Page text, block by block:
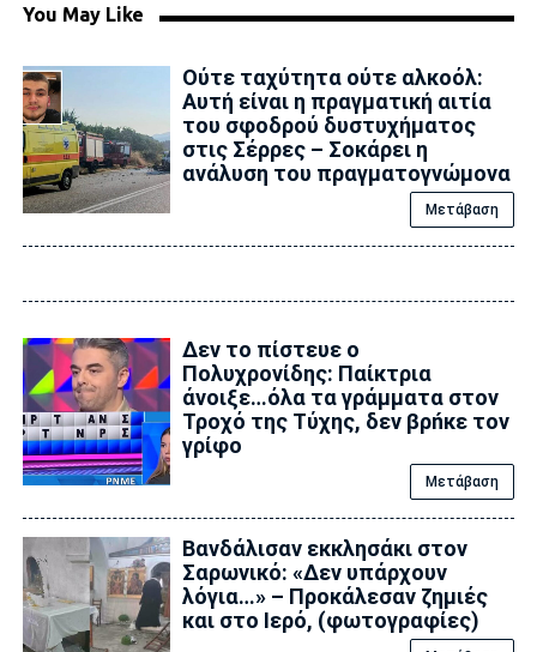
You May Like
Ούτε ταχύτητα ούτε αλκοόλ:
Αυτή είναι η πραγματική αιτία
του σφοδρού δυστυχήματος
στις Σέρρες – Σοκάρει η
ανάλυση του πραγματογνώμονα
Μετάβαση
Δεν το πίστευε ο
Πολυχρονίδης: Παίκτρια
άνοιξε…όλα τα γράμματα στον
Τροχό της Tύχης, δεν βρńκε τον
γρίφο
Μετάβαση
Βανδάλισαν εκκλησάκι στον
Σαρωνικό: «Δεν υπάρχουν
λόγια…» – Προκάλεσαν ζημιές
και στο Ιερό, (φωτογραφίες)